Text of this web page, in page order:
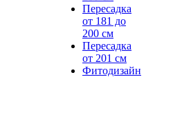
Пересадка
от 181 до
200 см
Пересадка
от 201 см
Фитодизайн